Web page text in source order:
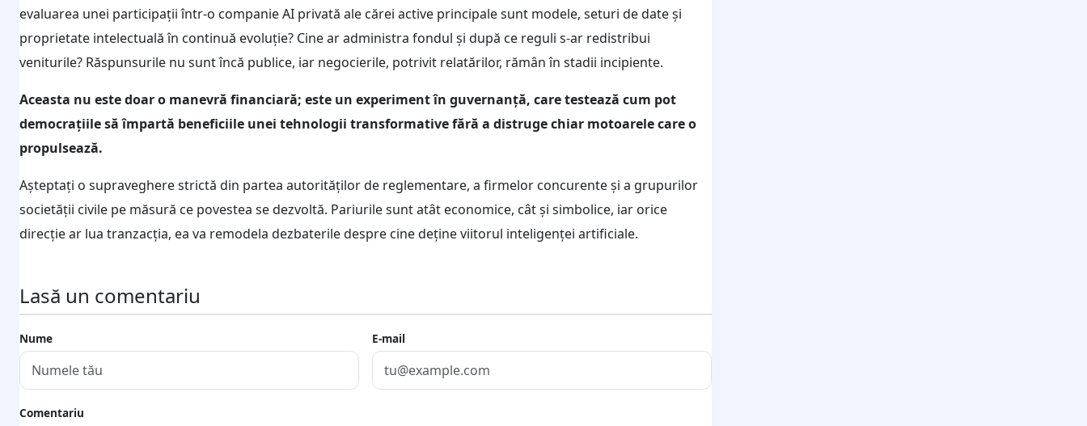
evaluarea unei participații într-o companie AI privată ale cărei active principale sunt modele, seturi de date și
proprietate intelectuală în continuă evoluție? Cine ar administra fondul și după ce reguli s-ar redistribui
veniturile? Răspunsurile nu sunt încă publice, iar negocierile, potrivit relatărilor, rămân în stadii incipiente.
Aceasta nu este doar o manevră financiară; este un experiment în guvernanță, care testează cum pot
democrațiile să împartă beneficiile unei tehnologii transformative fără a distruge chiar motoarele care o
propulsează.
Așteptați o supraveghere strictă din partea autorităților de reglementare, a firmelor concurente și a grupurilor
societății civile pe măsură ce povestea se dezvoltă. Pariurile sunt atât economice, cât și simbolice, iar orice
direcție ar lua tranzacția, ea va remodela dezbaterile despre cine deține viitorul inteligenței artificiale.
Lasă un comentariu
Nume E-mail
Comentariu